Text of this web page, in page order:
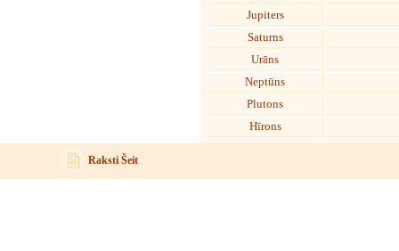
Jupiters
Saturns
Urāns
Neptūns
Plutons
Hīrons
Raksti Šeit